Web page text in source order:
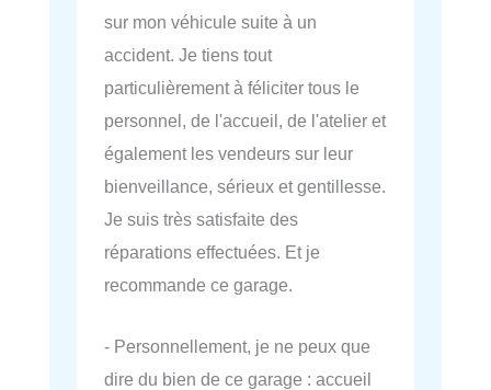
sur mon véhicule suite à un
accident. Je tiens tout
particulièrement à féliciter tous le
personnel, de l'accueil, de l'atelier et
également les vendeurs sur leur
bienveillance, sérieux et gentillesse.
Je suis très satisfaite des
réparations effectuées. Et je
recommande ce garage.
- Personnellement, je ne peux que
dire du bien de ce garage : accueil